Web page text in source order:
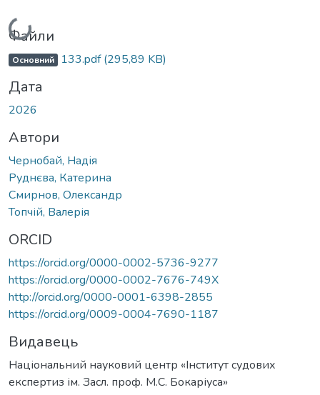
Вантажиться...
Файли
Основний 133.pdf(295,89 KB)
Дата
2026
Автори
Чернобай, Надія
Руднєва, Катерина
Смирнов, Олександр
Топчій, Валерія
ORCID
https://orcid.org/0000-0002-5736-9277
https://orcid.org/0000-0002-7676-749X
http://orcid.org/0000-0001-6398-2855
https://orcid.org/0009-0004-7690-1187
Видавець
Національний науковий центр «Інститут судових
експертиз ім. Засл. проф. М.С. Бокаріуса»